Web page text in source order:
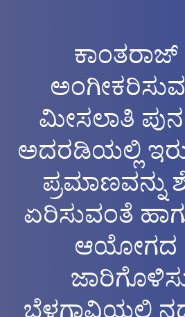
ಮೀಸಲಾತಿ
ಅದರಡಿಯಲ್ಲಿ
ಪ್ರಮಾಣವನ್ನು
ಏರಿಸುವಂತೆ
ಆಯೋಗದ
ಬೆಳಗಾವಿಯಲ್ಲಿ